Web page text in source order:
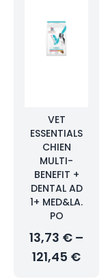
VET
ESSENTIALS
CHIEN
MULTI-
BENEFIT +
DENTAL AD
1+ MED&LA.
PO
13,73 € –
121,45 €